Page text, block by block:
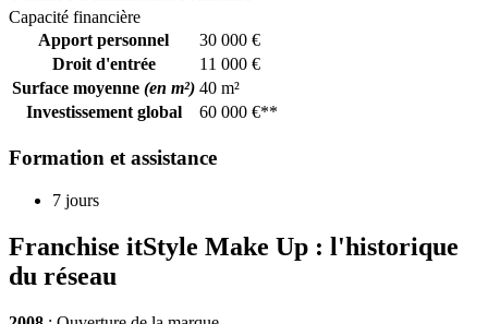
Capacité financière
Apport personnel
30 000 €
Droit d'entrée
11 000 €
Surface moyenne (en m²) 40 m²
Investissement global
60 000 €**
Formation et assistance
7 jours
Franchise itStyle Make Up : l'historique
du réseau